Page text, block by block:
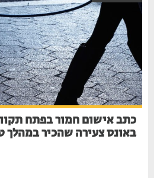
כתב אישום חמור בפתח תקווה:
באונס צעירה שהכיר במהלך טיול